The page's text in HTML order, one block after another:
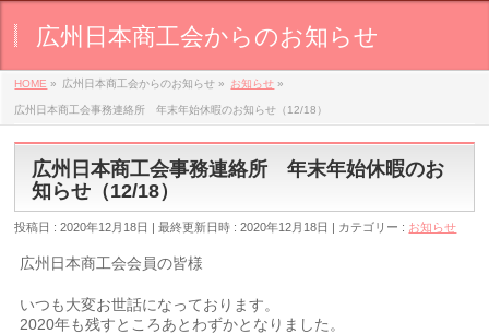
広州日本商工会からのお知らせ
HOME » 広州日本商工会からのお知らせ » お知らせ »
広州日本商工会事務連絡所 年末年始休暇のお知らせ（12/18）
広州日本商工会事務連絡所 年末年始休暇のお
知らせ（12/18）
投稿日 : 2020年12月18日 最終更新日時 : 2020年12月18日 カテゴリー : お知らせ
広州日本商工会会員の皆様
いつも大変お世話になっております。
2020年も残すところあとわずかとなりました。